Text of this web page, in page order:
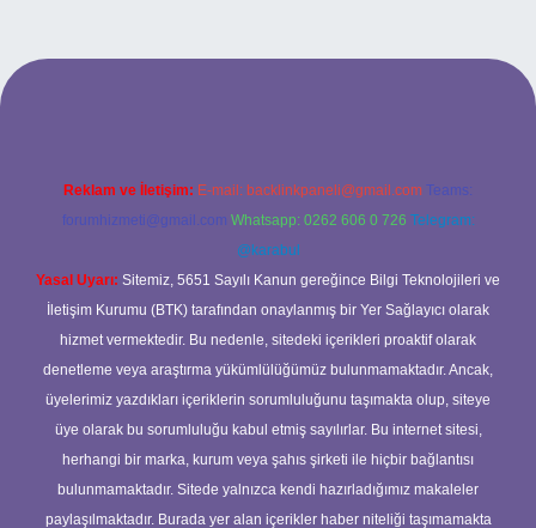
bet giriş
Reklam ve İletişim: E-mail: backlinkpaneli@gmail.com Teams:
forumhizmeti@gmail.com Whatsapp: 0262 606 0 726 Telegram:
@karabul
Yasal Uyarı: Sitemiz, 5651 Sayılı Kanun gereğince Bilgi Teknolojileri ve
İletişim Kurumu (BTK) tarafından onaylanmış bir Yer Sağlayıcı olarak
hizmet vermektedir. Bu nedenle, sitedeki içerikleri proaktif olarak
denetleme veya araştırma yükümlülüğümüz bulunmamaktadır. Ancak,
üyelerimiz yazdıkları içeriklerin sorumluluğunu taşımakta olup, siteye
üye olarak bu sorumluluğu kabul etmiş sayılırlar. Bu internet sitesi,
herhangi bir marka, kurum veya şahıs şirketi ile hiçbir bağlantısı
bulunmamaktadır. Sitede yalnızca kendi hazırladığımız makaleler
paylaşılmaktadır. Burada yer alan içerikler haber niteliği taşımamakta